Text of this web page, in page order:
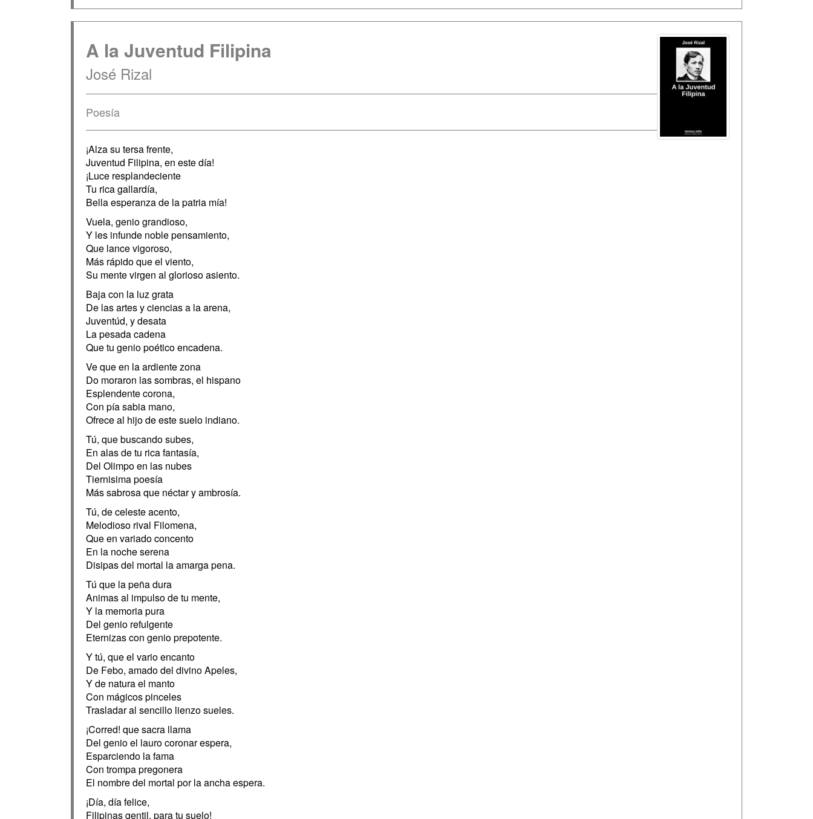
A la Juventud Filipina
José Rizal
Poesía
¡Alza su tersa frente,
Juventud Filipina, en este día!
¡Luce resplandeciente
Tu rica gallardía,
Bella esperanza de la patria mía!
Vuela, genio grandioso,
Y les infunde noble pensamiento,
Que lance vigoroso,
Más rápido que el viento,
Su mente virgen al glorioso asiento.
Baja con la luz grata
De las artes y ciencias a la arena,
Juventúd, y desata
La pesada cadena
Que tu genio poético encadena.
Ve que en la ardiente zona
Do moraron las sombras, el hispano
Esplendente corona,
Con pía sabia mano,
Ofrece al hijo de este suelo indiano.
Tú, que buscando subes,
En alas de tu rica fantasía,
Del Olimpo en las nubes
Tiernisima poesía
Más sabrosa que néctar y ambrosía.
Tú, de celeste acento,
Melodioso rival Filomena,
Que en variado concento
En la noche serena
Disipas del mortal la amarga pena.
Tú que la peña dura
Animas al impulso de tu mente,
Y la memoria pura
Del genio refulgente
Eternizas con genio prepotente.
Y tú, que el vario encanto
De Febo, amado del divino Apeles,
Y de natura el manto
Con mágicos pinceles
Trasladar al sencillo lienzo sueles.
¡Corred! que sacra llama
Del genio el lauro coronar espera,
Esparciendo la fama
Con trompa pregonera
El nombre del mortal por la ancha espera.
¡Día, día felice,
Filipinas gentil, para tu suelo!